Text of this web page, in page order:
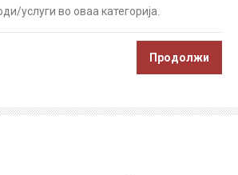
услуги во оваа категорија.
Продолжи